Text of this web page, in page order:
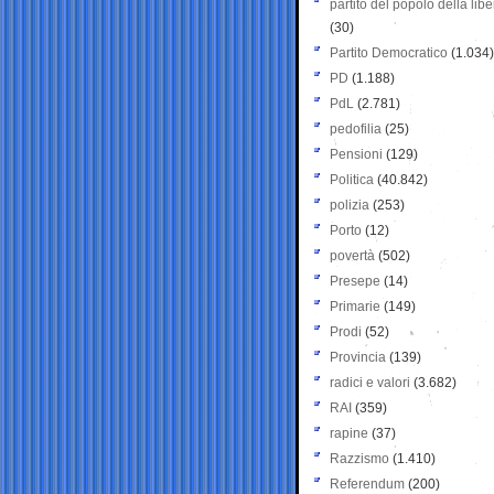
partito del popolo della
(30)
Partito Democratico (1.034)
PD (1.188)
PdL (2.781)
pedofilia (25)
Pensioni (129)
Politica (40.842)
polizia (253)
Porto (12)
povertà (502)
Presepe (14)
Primarie (149)
Prodi (52)
Provincia (139)
radici e valori (3.682)
RAI (359)
rapine (37)
Razzismo (1.410)
Referendum (200)